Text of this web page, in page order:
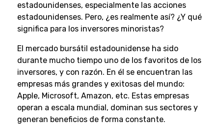
estadounidenses, especialmente las acciones
estadounidenses. Pero, ¿es realmente así? ¿Y qué
significa para los inversores minoristas?
El mercado bursátil estadounidense ha sido
durante mucho tiempo uno de los favoritos de los
inversores, y con razón. En él se encuentran las
empresas más grandes y exitosas del mundo:
Apple, Microsoft, Amazon, etc. Estas empresas
operan a escala mundial, dominan sus sectores y
generan beneficios de forma constante.